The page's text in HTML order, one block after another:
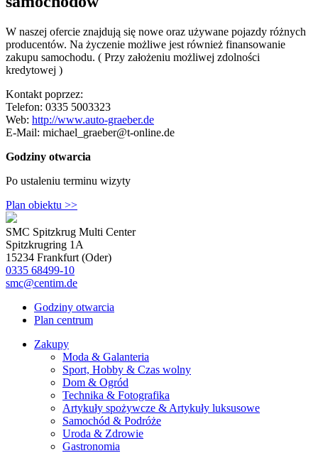
W naszej ofercie znajdują się nowe oraz używane pojazdy różnych
producentów. Na życzenie możliwe jest również finansowanie
zakupu samochodu. ( Przy założeniu możliwej zdolności
kredytowej )
Kontakt poprzez:
Telefon: 0335 5003323
Web: http://www.auto-graeber.de
E-Mail: michael_graeber@t-online.de
Godziny otwarcia
Po ustaleniu terminu wizyty
Plan obiektu >>
SMC Spitzkrug Multi Center
Spitzkrugring 1A
15234 Frankfurt (Oder)
0335 68499-10
smc@centim.de
Godziny otwarcia
Plan centrum
Zakupy
Moda & Galanteria
Sport, Hobby & Czas wolny
Dom & Ogród
Technika & Fotografika
Artykuły spożywcze & Artykuły luksusowe
Samochód & Podróże
Uroda & Zdrowie
Gastronomia